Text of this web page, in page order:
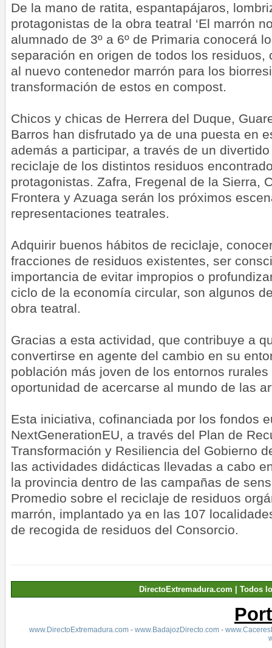
De la mano de ratita, espantapájaros,
protagonistas de la obra teatral ‘El marrón
alumnado de 3º a 6º de Primaria conocerá
separación en origen de todos los residuos,
al nuevo contenedor marrón para los
transformación de estos en compost.
Chicos y chicas de Herrera del Duque,
Barros han disfrutado ya de una puesta en
además a participar, a través de un
reciclaje de los distintos residuos
protagonistas. Zafra, Fregenal de la Sierra,
Frontera y Azuaga serán los próximos
representaciones teatrales.
Adquirir buenos hábitos de reciclaje,
fracciones de residuos existentes, ser
importancia de evitar impropios o
ciclo de la economía circular, son algunos
obra teatral.
Gracias a esta actividad, que contribuye a
convertirse en agente del cambio en su
población más joven de los entornos
oportunidad de acercarse al mundo de las
Esta iniciativa, cofinanciada por los fondos
NextGenerationEU, a través del Plan de
Transformación y Resiliencia del Gobierno
las actividades didácticas llevadas a cabo
la provincia dentro de las campañas de
Promedio sobre el reciclaje de residuos
marrón, implantado ya en las 107
de recogida de residuos del Consorcio.
DirectoExtremadura.com | Todos
www.DirectoExtremadura.com- www.BadajozDirecto.com-